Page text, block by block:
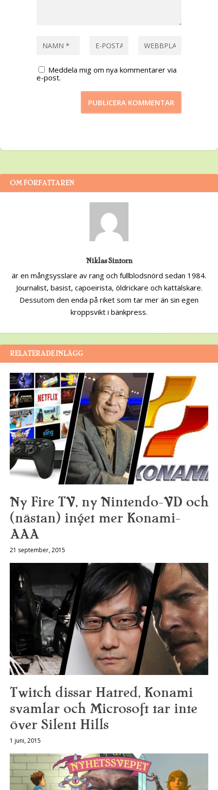
Meddela mig om nya kommentarer via
e-post.
OM FÖRFATTAREN
Niklas Sintorn
är en mångsysslare av rang och fullblodsnörd sedan 1984.
Journalist, basist, capoeirista, öldrickare och kattälskare.
Dessutom den enda på riket som tar mer än sin egen
kroppsvikt i bänkpress.
RELATERADE INLÄGG
Ny Fire TV, ny Nintendo-VD och
(nästan) inget mer Konami-
AAA
21 september, 2015
Twitch dissar Hatred, Konami
svamlar och Microsoft tar inte
över Silent Hills
1 juni, 2015